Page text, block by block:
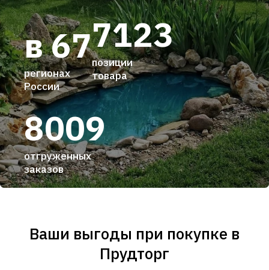
7123
позиции
товара
8009
отгруженных
заказов
в 67
регионах
России
Ваши выгоды при покупке в
Прудторг